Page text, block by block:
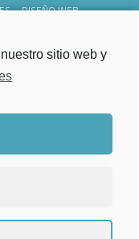
DISEÑO WEB
sitio web y